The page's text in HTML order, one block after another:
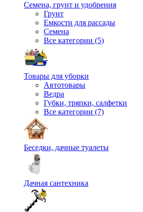
Семена, грунт и удобрения
Грунт
Емкости для рассады
Семена
Все категории (5)
Товары для уборки
Автотовары
Ведра
Губки, тряпки, салфетки
Все категории (7)
Беседки, дачные туалеты
Дачная сантехника